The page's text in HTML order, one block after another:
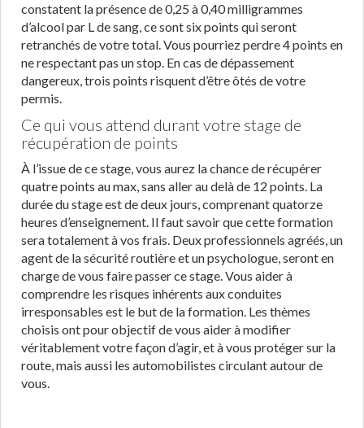
constatent la présence de 0,25 à 0,40 milligrammes
d’alcool par L de sang, ce sont six points qui seront
retranchés de votre total. Vous pourriez perdre 4 points en
ne respectant pas un stop. En cas de dépassement
dangereux, trois points risquent d’être ôtés de votre
permis.
Ce qui vous attend durant votre stage de
récupération de points
À l’issue de ce stage, vous aurez la chance de récupérer
quatre points au max, sans aller au delà de 12 points. La
durée du stage est de deux jours, comprenant quatorze
heures d’enseignement. Il faut savoir que cette formation
sera totalement à vos frais. Deux professionnels agréés, un
agent de la sécurité routière et un psychologue, seront en
charge de vous faire passer ce stage. Vous aider à
comprendre les risques inhérents aux conduites
irresponsables est le but de la formation. Les thèmes
choisis ont pour objectif de vous aider à modifier
véritablement votre façon d’agir, et à vous protéger sur la
route, mais aussi les automobilistes circulant autour de
vous.